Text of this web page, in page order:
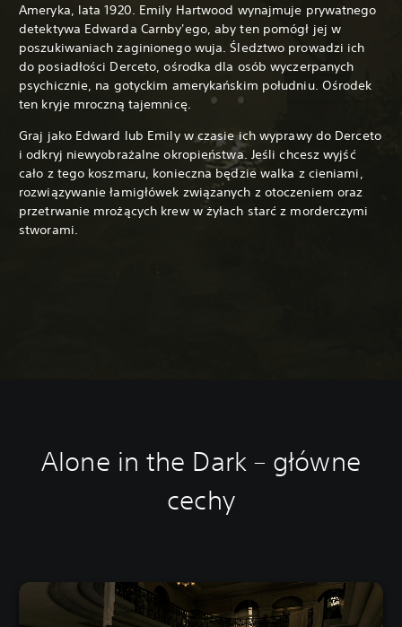
Ameryka, lata 1920. Emily Hartwood wynajmuje prywatnego
detektywa Edwarda Carnby'ego, aby ten pomógł jej w
poszukiwaniach zaginionego wuja. Śledztwo prowadzi ich
do posiadłości Derceto, ośrodka dla osób wyczerpanych
psychicznie, na gotyckim amerykańskim południu. Ośrodek
ten kryje mroczną tajemnicę.
Graj jako Edward lub Emily w czasie ich wyprawy do Derceto
i odkryj niewyobrażalne okropieństwa. Jeśli chcesz wyjść
cało z tego koszmaru, konieczna będzie walka z cieniami,
rozwiązywanie łamigłówek związanych z otoczeniem oraz
przetrwanie mrożących krew w żyłach starć z morderczymi
stworami.
Alone in the Dark – główne
cechy